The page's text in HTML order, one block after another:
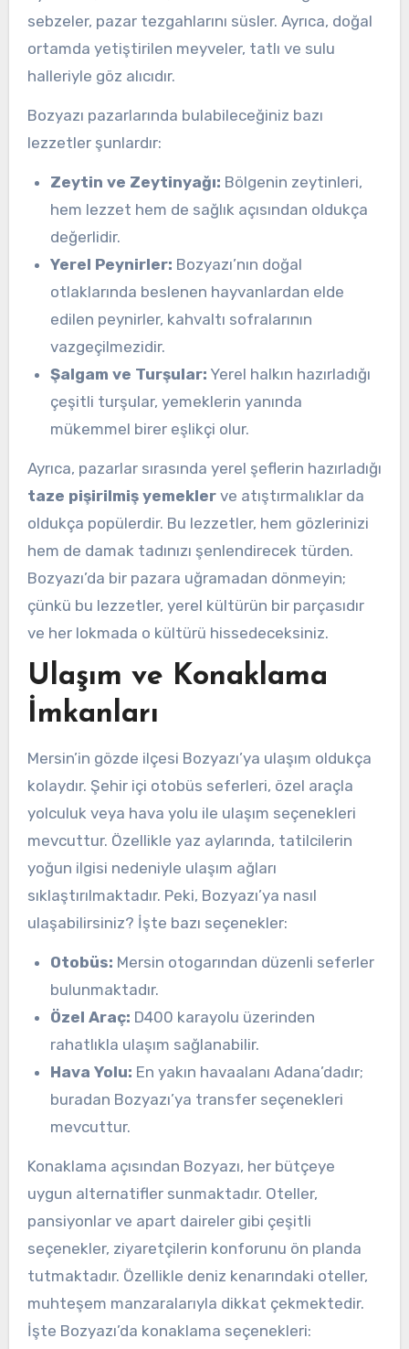
sebzeler, pazar tezgahlarını süsler. Ayrıca, doğal
ortamda yetiştirilen meyveler, tatlı ve sulu
halleriyle göz alıcıdır.
Bozyazı pazarlarında bulabileceğiniz bazı
lezzetler şunlardır:
Zeytin ve Zeytinyağı: Bölgenin zeytinleri,
hem lezzet hem de sağlık açısından oldukça
değerlidir.
Yerel Peynirler: Bozyazı’nın doğal
otlaklarında beslenen hayvanlardan elde
edilen peynirler, kahvaltı sofralarının
vazgeçilmezidir.
Şalgam ve Turşular: Yerel halkın hazırladığı
çeşitli turşular, yemeklerin yanında
mükemmel birer eşlikçi olur.
Ayrıca, pazarlar sırasında yerel şeflerin hazırladığı
taze pişirilmiş yemeklerve atıştırmalıklar da
oldukça popülerdir. Bu lezzetler, hem gözlerinizi
hem de damak tadınızı şenlendirecek türden.
Bozyazı’da bir pazara uğramadan dönmeyin;
çünkü bu lezzetler, yerel kültürün bir parçasıdır
ve her lokmada o kültürü hissedeceksiniz.
Ulaşım ve Konaklama
İmkanları
Mersin’in gözde ilçesi Bozyazı’ya ulaşım oldukça
kolaydır. Şehir içi otobüs seferleri, özel araçla
yolculuk veya hava yolu ile ulaşım seçenekleri
mevcuttur. Özellikle yaz aylarında, tatilcilerin
yoğun ilgisi nedeniyle ulaşım ağları
sıklaştırılmaktadır. Peki, Bozyazı’ya nasıl
ulaşabilirsiniz? İşte bazı seçenekler:
Otobüs: Mersin otogarından düzenli seferler
bulunmaktadır.
Özel Araç: D400 karayolu üzerinden
rahatlıkla ulaşım sağlanabilir.
Hava Yolu: En yakın havaalanı Adana’dadır;
buradan Bozyazı’ya transfer seçenekleri
mevcuttur.
Konaklama açısından Bozyazı, her bütçeye
uygun alternatifler sunmaktadır. Oteller,
pansiyonlar ve apart daireler gibi çeşitli
seçenekler, ziyaretçilerin konforunu ön planda
tutmaktadır. Özellikle deniz kenarındaki oteller,
muhteşem manzaralarıyla dikkat çekmektedir.
İşte Bozyazı’da konaklama seçenekleri: